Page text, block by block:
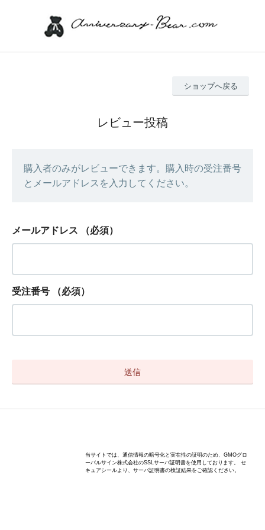
ショップへ戻る
レビュー投稿
購入者のみがレビューできます。購入時の受注番号
とメールアドレスを入力してください。
メールアドレス （必須）
受注番号 （必須）
当サイトでは、通信情報の暗号化と実在性の証明のため、GMOグロ
ーバルサイン株式会社のSSLサーバ証明書を使用しております。 セ
キュアシールより、サーバ証明書の検証結果をご確認ください。